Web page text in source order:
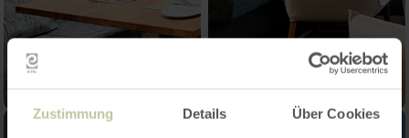
Zustimmung Details Über Cookies